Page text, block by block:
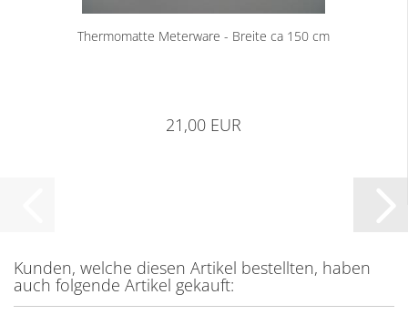
Thermomatte Meterware - Breite ca 150 cm
21,00 EUR
Kunden, welche diesen Artikel bestellten, haben
auch folgende Artikel gekauft: